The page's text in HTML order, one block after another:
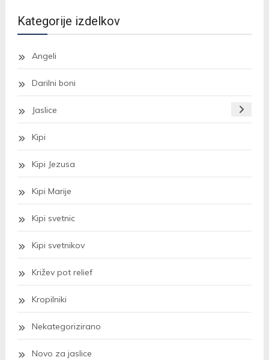
več
različic.
Možnosti
lahko
izberete
izdelka
Kategorije izdelkov
Angeli
Darilni boni
Jaslice
Kipi
Kipi Jezusa
Kipi Marije
Kipi svetnic
Kipi svetnikov
Križev pot relief
Kropilniki
Nekategorizirano
Novo za jaslice